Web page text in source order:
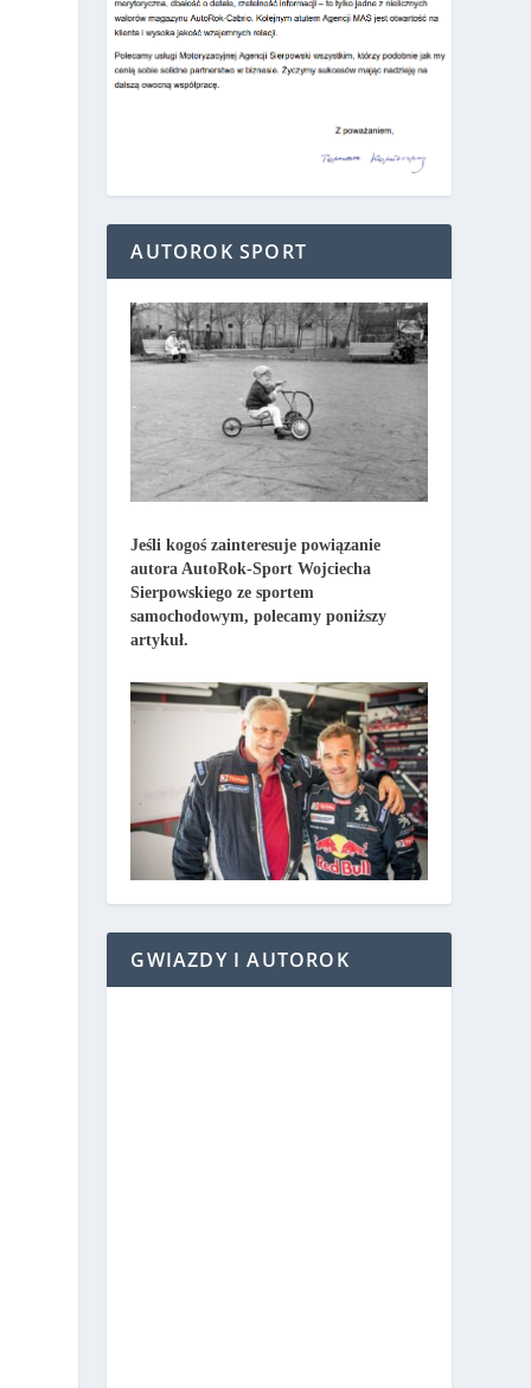
AUTOROK SPORT
Jeśli kogoś zainteresuje powiązanie
autora AutoRok-Sport Wojciecha
Sierpowskiego ze sportem
samochodowym, polecamy poniższy
artykuł.
GWIAZDY I AUTOROK